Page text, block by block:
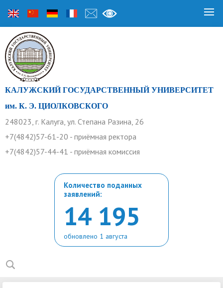
КАЛУЖСКИЙ ГОСУДАРСТВЕННЫЙ УНИВЕРСИТЕТ
им. К. Э. ЦИОЛКОВСКОГО
248023, г. Калуга, ул. Степана Разина, 26
+7(4842)57-61-20 - приёмная ректора
+7(4842)57-44-41 - приёмная комиссия
Количество поданных
заявлений:
14 195
обновлено 1 августа